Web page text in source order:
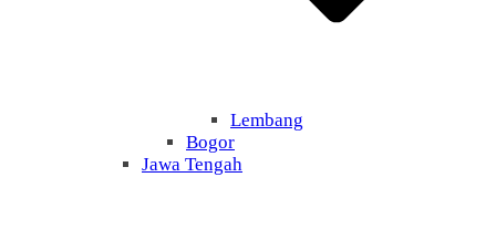
Lembang
Bogor
Jawa Tengah